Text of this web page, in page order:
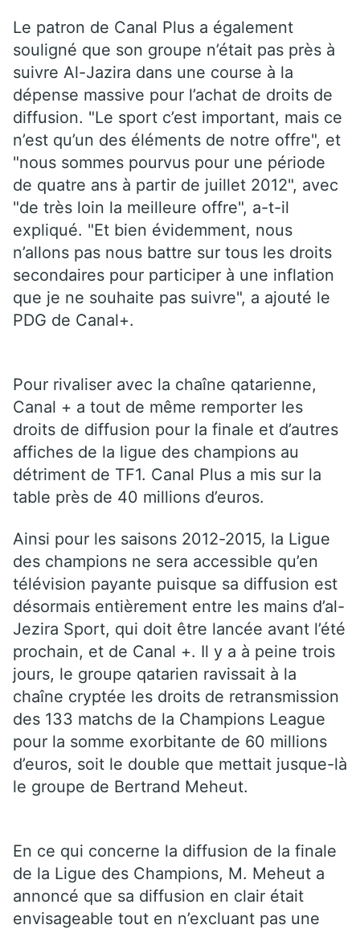
Le patron de Canal Plus a également
souligné que son groupe n’était pas près à
suivre Al-Jazira dans une course à la
dépense massive pour l’achat de droits de
diffusion. "Le sport c’est important, mais ce
n’est qu’un des éléments de notre offre", et
"nous sommes pourvus pour une période
de quatre ans à partir de juillet 2012", avec
"de très loin la meilleure offre", a-t-il
expliqué. "Et bien évidemment, nous
n’allons pas nous battre sur tous les droits
secondaires pour participer à une inflation
que je ne souhaite pas suivre", a ajouté le
PDG de Canal+.
Pour rivaliser avec la chaîne qatarienne,
Canal + a tout de même remporter les
droits de diffusion pour la finale et d’autres
affiches de la ligue des champions au
détriment de TF1. Canal Plus a mis sur la
table près de 40 millions d’euros.
Ainsi pour les saisons 2012-2015, la Ligue
des champions ne sera accessible qu’en
télévision payante puisque sa diffusion est
désormais entièrement entre les mains d’al-
Jezira Sport, qui doit être lancée avant l’été
prochain, et de Canal +. Il y a à peine trois
jours, le groupe qatarien ravissait à la
chaîne cryptée les droits de retransmission
des 133 matchs de la Champions League
pour la somme exorbitante de 60 millions
d’euros, soit le double que mettait jusque-là
le groupe de Bertrand Meheut.
En ce qui concerne la diffusion de la finale
de la Ligue des Champions, M. Meheut a
annoncé que sa diffusion en clair était
envisageable tout en n’excluant pas une